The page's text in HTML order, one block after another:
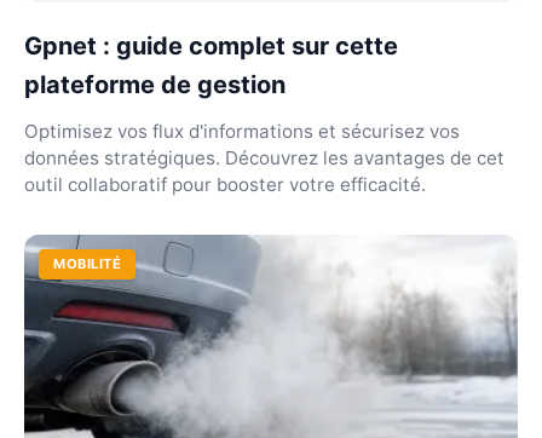
Gpnet : guide complet sur cette
plateforme de gestion
Optimisez vos flux d'informations et sécurisez vos
données stratégiques. Découvrez les avantages de cet
outil collaboratif pour booster votre efficacité.
MOBILITÉ